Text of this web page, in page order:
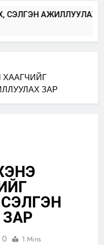
АЖИЛЛУУЛАХ ЗАР
ЗАР
0 1 Mins